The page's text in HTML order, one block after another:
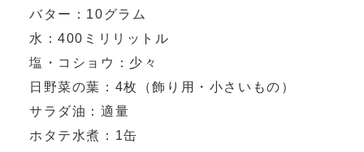
バター：10グラム
水：400ミリリットル
塩・コショウ：少々
日野菜の葉：4枚（飾り用・小さいもの）
サラダ油：適量
ホタテ水煮：1缶